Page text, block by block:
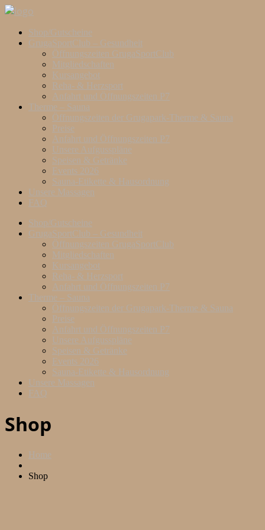
Shop/Gutscheine
GrugaSportClub – Gesundheit
Öffnungszeiten GrugaSportClub
Mitgliedschaften
Kursangebot
Reha- & Herzsport
Anfahrt und Öffnungszeiten P7
Therme – Sauna
Öffnungszeiten der Grugapark-Therme & Sauna
Preise
Anfahrt und Öffnungszeiten P7
Unsere Aufgusspläne
Speisen & Getränke
Events 2026
Sauna-Etikette & Hausordnung
Unsere Massagen
FAQ
Shop/Gutscheine
GrugaSportClub – Gesundheit
Öffnungszeiten GrugaSportClub
Mitgliedschaften
Kursangebot
Reha- & Herzsport
Anfahrt und Öffnungszeiten P7
Therme – Sauna
Öffnungszeiten der Grugapark-Therme & Sauna
Preise
Anfahrt und Öffnungszeiten P7
Unsere Aufgusspläne
Speisen & Getränke
Events 2026
Sauna-Etikette & Hausordnung
Unsere Massagen
FAQ
Shop
Home
Shop